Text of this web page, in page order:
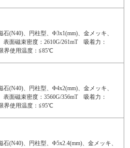
石(N40)、円柱型、Φ3x1(mm)、金メッキ、
面磁束密度：2610G/261mT 吸着力：
界使用温度：≦85℃
石(N40)、円柱型、Φ4x2(mm)、金メッキ、
面磁束密度：3560G/356mT 吸着力：
界使用温度：≦95℃
石(N40)、円柱型、Φ5x2.4(mm)、金メッキ、